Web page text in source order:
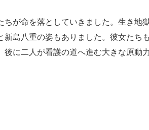
が命を落としていきました。生き地
島八重の姿もありました。彼女たちも
に二人が看護の道へ進む大きな原動力